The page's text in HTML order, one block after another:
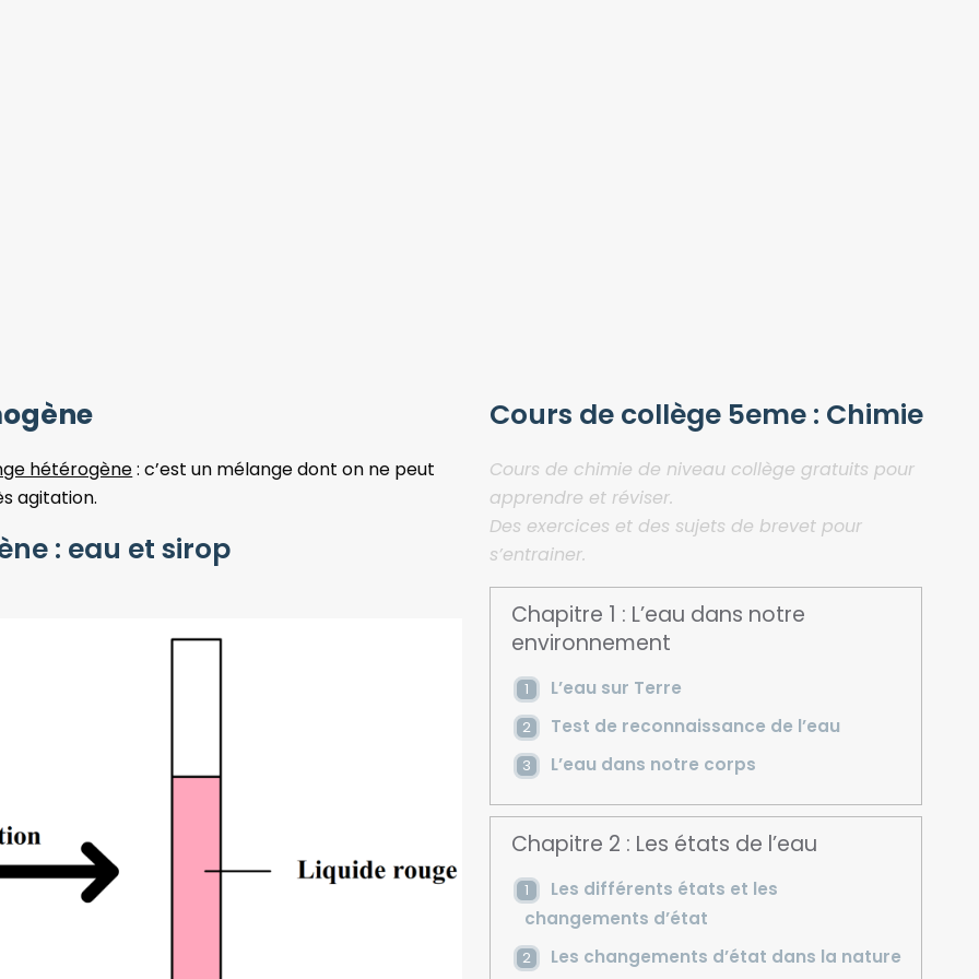
hétérogène: c’est un mélange dont on ne peut
agitation.
: eau et sirop
Cours de collège 5eme : Chimie
Cours de chimie de niveau collège gratuits pour
apprendre et réviser.
Des exercices et des sujets de brevet pour
s’entrainer.
Chapitre 1 : L’eau dans notre
environnement
L’eau sur Terre
Test de reconnaissance de l’eau
L’eau dans notre corps
Chapitre 2 : Les états de l’eau
Les différents états et les
changements d’état
Les changements d’état dans la nature